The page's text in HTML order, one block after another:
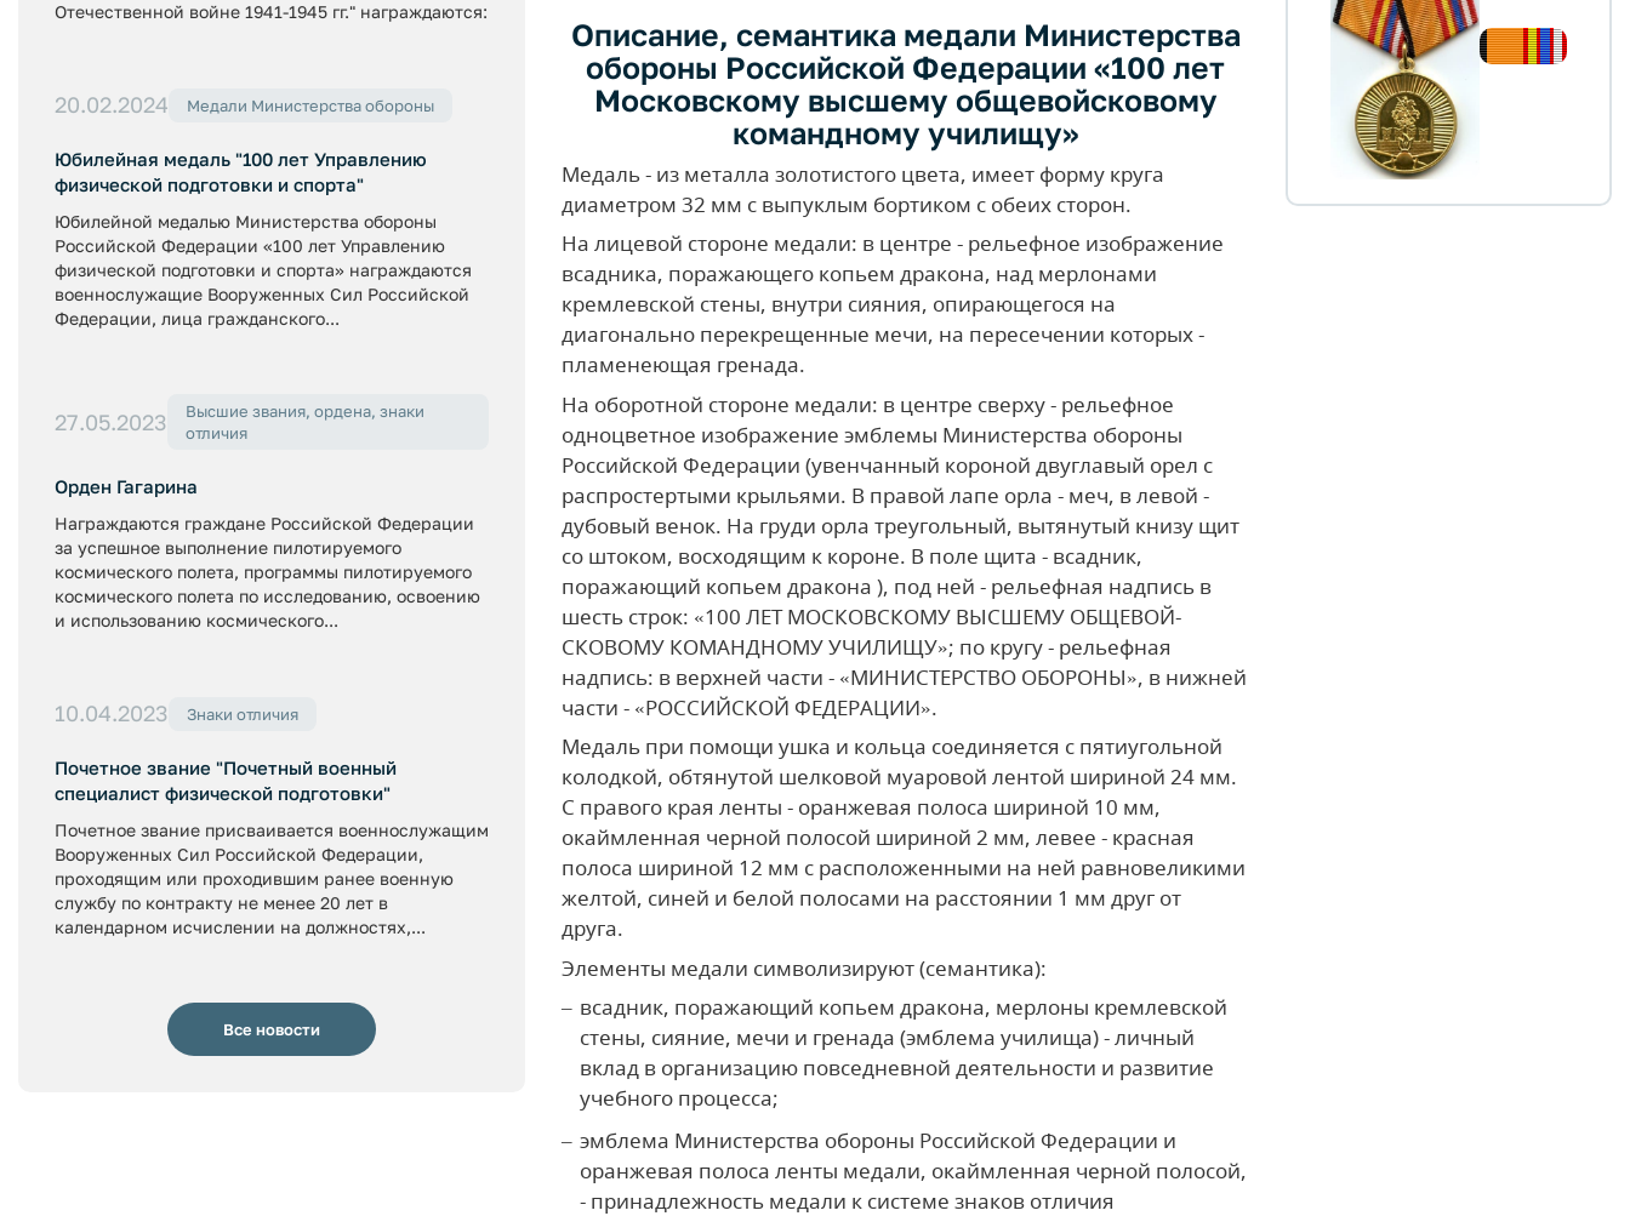
Отечественной войне 1941-1945 гг." награждаются:
20.02.2024 Медали Министерства обороны
Юбилейная медаль "100 лет Управлению
физической подготовки и спорта"
Юбилейной медалью Министерства обороны
Российской Федерации «100 лет Управлению
физической подготовки и спорта» награждаются
военнослужащие Вооруженных Сил Российской
Федерации, лица гражданского...
27.05.2023
Высшие звания, ордена, знаки
отличия
Орден Гагарина
Награждаются граждане Российской Федерации
за успешное выполнение пилотируемого
космического полета, программы пилотируемого
космического полета по исследованию, освоению
и использованию космического...
10.04.2023 Знаки отличия
Почетное звание "Почетный военный
специалист физической подготовки"
Почетное звание присваивается военнослужащим
Вооруженных Сил Российской Федерации,
проходящим или проходившим ранее военную
службу по контракту не менее 20 лет в
календарном исчислении на должностях,...
Все новости
Описание, семантика медали Министерства
обороны Российской Федерации «100 лет
Московскому высшему общевойсковому
командному училищу»
Медаль - из металла золотистого цвета, имеет форму круга
диаметром 32 мм с выпуклым бортиком с обеих сторон.
На лицевой стороне медали: в центре - рельефное изображение
всадника, поражающего копьем дракона, над мерлонами
кремлевской стены, внутри сияния, опирающегося на
диагонально перекрещенные мечи, на пересечении которых -
пламенеющая гренада.
На оборотной стороне медали: в центре сверху - рельефное
одноцветное изображение эмблемы Министерства обороны
Российской Федерации (увенчанный короной двуглавый орел с
распростертыми крыльями. В правой лапе орла - меч, в левой -
дубовый венок. На груди орла треугольный, вытянутый книзу щит
со штоком, восходящим к короне. В поле щита - всадник,
поражающий копьем дракона ), под ней - рельефная надпись в
шесть строк: «100 ЛЕТ МОСКОВСКОМУ ВЫСШЕМУ ОБЩЕВОЙ­
СКОВОМУ КОМАНДНОМУ УЧИЛИЩУ»; по кругу - рельефная
надпись: в верхней части - «МИНИСТЕРСТВО ОБОРОНЫ», в нижней
части - «РОССИЙСКОЙ ФЕДЕРАЦИИ».
Медаль при помощи ушка и кольца соединяется с пятиугольной
колодкой, обтянутой шелковой муаровой лентой шириной 24 мм.
С правого края ленты - оранжевая полоса шириной 10 мм,
окаймленная черной полосой шириной 2 мм, левее - красная
полоса шириной 12 мм с расположенными на ней равновеликими
желтой, синей и белой полосами на расстоянии 1 мм друг от
друга.
Элементы медали символизируют (семантика):
всадник, поражающий копьем дракона, мерлоны кремлевской
стены, сияние, мечи и гренада (эмблема училища) - личный
вклад в организацию повседневной деятельности и развитие
учебного процесса;
эмблема Министерства обороны Российской Федерации и
оранжевая полоса ленты медали, окаймленная черной полосой,
- принадлежность медали к системе знаков отличия